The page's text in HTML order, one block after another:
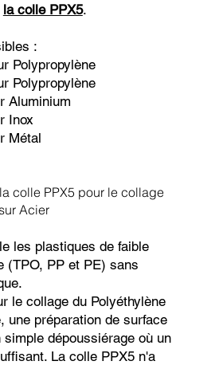
la colle PPX5.
:
Polypropylène
Polypropylène
Aluminium
Inox
Métal
colle PPX5 pour le collage
Acier
les plastiques de faible
(TPO, PP et PE) sans
le collage du Polyéthylène
une préparation de surface
dépoussiérage où un
La colle PPX5 n'a